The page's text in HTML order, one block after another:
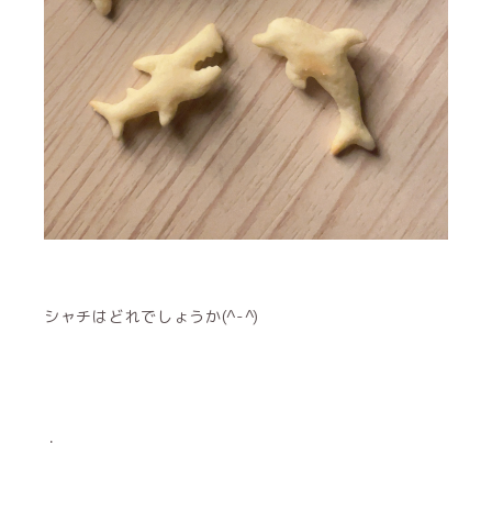
シャチはどれでしょうか(^-^)
・